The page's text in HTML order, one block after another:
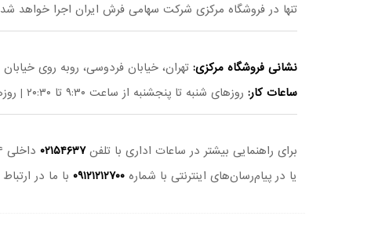
تنها در فروشگاه مرکزی شرکت سهامی فرش ایران اجرا خواهد
نشانی فروشگاه مرکزی: تهران، خیابان فردوسی، روبه روی خیابان نوفل لوشاتو،
ساعات کار: روزهای شنبه تا پنجشنبه از ساعت ۹:۳۰ تا ۲۰:۳۰ | روزهای جمعه از ساعت ۹:۳۰ تا ۱۸:۰۰
برای راهنمایی بیشتر در ساعات اداری با تلفن۰۲۱۵۴۶۳۷ داخلی ۳۲۴ مدیریت ارتباط با مشتریان تماس بگیرید
یا در پیام‌رسان‌های اینترنتی با شماره ۰۹۱۲۱۲۱۲۷۰۰ با ما در